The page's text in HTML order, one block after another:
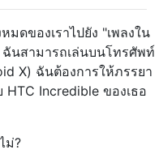
มดของเราไปยัง "เพลงใน
นสามารถเล่นบนโทรศัพท์
X) ฉันต้องการให้ภรรยา
Incredible ของเธอ
ม่?